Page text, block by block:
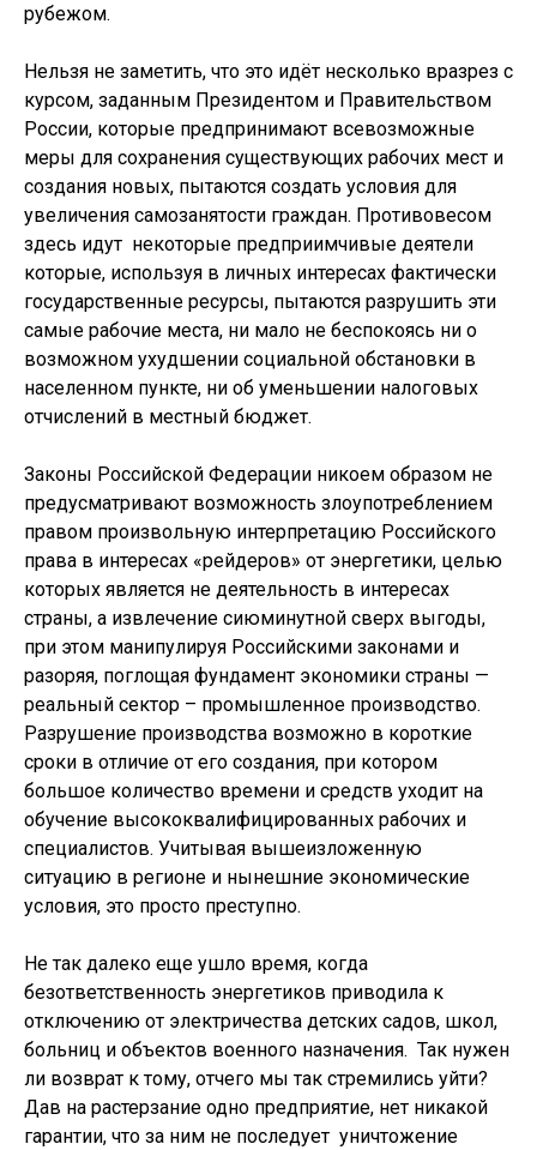
рубежом.
Нельзя не заметить, что это идёт несколько вразрез с
курсом, заданным Президентом и Правительством
России, которые предпринимают всевозможные
меры для сохранения существующих рабочих мест и
создания новых, пытаются создать условия для
увеличения самозанятости граждан. Противовесом
здесь идут некоторые предприимчивые деятели
которые, используя в личных интересах фактически
государственные ресурсы, пытаются разрушить эти
самые рабочие места, ни мало не беспокоясь ни о
возможном ухудшении социальной обстановки в
населенном пункте, ни об уменьшении налоговых
отчислений в местный бюджет.
Законы Российской Федерации никоем образом не
предусматривают возможность злоупотреблением
правом произвольную интерпретацию Российского
права в интересах «рейдеров» от энергетики, целью
которых является не деятельность в интересах
страны, а извлечение сиюминутной сверх выгоды,
при этом манипулируя Российскими законами и
разоряя, поглощая фундамент экономики страны —
реальный сектор – промышленное производство.
Разрушение производства возможно в короткие
сроки в отличие от его создания, при котором
большое количество времени и средств уходит на
обучение высококвалифицированных рабочих и
специалистов. Учитывая вышеизложенную
ситуацию в регионе и нынешние экономические
условия, это просто преступно.
Не так далеко еще ушло время, когда
безответственность энергетиков приводила к
отключению от электричества детских садов, школ,
больниц и объектов военного назначения. Так нужен
ли возврат к тому, отчего мы так стремились уйти?
Дав на растерзание одно предприятие, нет никакой
гарантии, что за ним не последует уничтожение